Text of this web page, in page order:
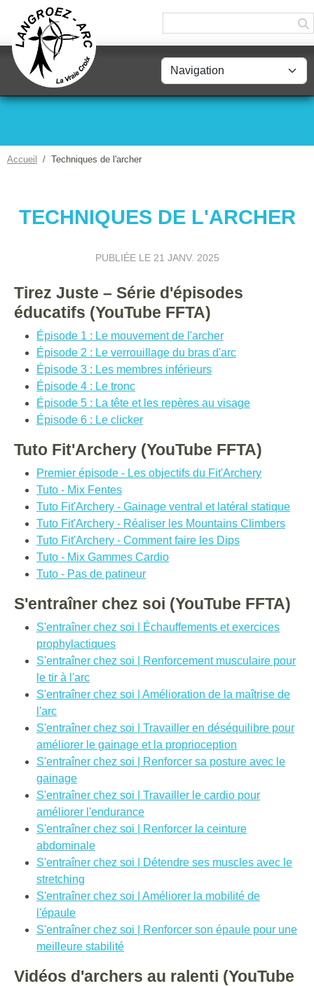
Accueil Techniques de l'archer
TECHNIQUES DE L'ARCHER
PUBLIÉE LE 21 JANV. 2025
Tirez Juste – Série d'épisodes
éducatifs (YouTube FFTA)
Épisode 1 : Le mouvement de l'archer
Épisode 2 : Le verrouillage du bras d'arc
Épisode 3 : Les membres inférieurs
Épisode 4 : Le tronc
Épisode 5 : La tête et les repères au visage
Épisode 6 : Le clicker
Tuto Fit'Archery (YouTube FFTA)
Premier épisode - Les objectifs du Fit'Archery
Tuto - Mix Fentes
Tuto Fit'Archery - Gainage ventral et latéral statique
Tuto Fit'Archery - Réaliser les Mountains Climbers
Tuto Fit'Archery - Comment faire les Dips
Tuto - Mix Gammes Cardio
Tuto - Pas de patineur
S'entraîner chez soi (YouTube FFTA)
S'entraîner chez soi | Échauffements et exercices
prophylactiques
S'entraîner chez soi | Renforcement musculaire pour
le tir à l'arc
S'entraîner chez soi | Amélioration de la maîtrise de
l'arc
S'entraîner chez soi | Travailler en déséquilibre pour
améliorer le gainage et la proprioception
S'entraîner chez soi | Renforcer sa posture avec le
gainage
S'entraîner chez soi | Travailler le cardio pour
améliorer l'endurance
S'entraîner chez soi | Renforcer la ceinture
abdominale
S'entraîner chez soi | Détendre ses muscles avec le
stretching
S'entraîner chez soi | Améliorer la mobilité de
l'épaule
S'entraîner chez soi | Renforcer son épaule pour une
meilleure stabilité
Vidéos d'archers au ralenti (YouTube
Panneau de gestion des cookies